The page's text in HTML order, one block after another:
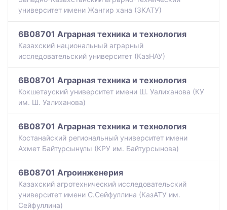
университет имени Жангир хана (ЗКАТУ)
6B08701 Аграрная техника и технология
Казахский национальный аграрный
исследовательский университет (КазНАУ)
6B08701 Аграрная техника и технология
Кокшетауский университет имени Ш. Уалиханова (КУ
им. Ш. Уалиханова)
6B08701 Аграрная техника и технология
Костанайский региональный университет имени
Ахмет Байтұрсынұлы (КРУ им. Байтурсынова)
6B08701 Агроинженерия
Казахский агротехнический исследовательский
университет имени С.Сейфуллина (КазАТУ им.
Сейфуллина)